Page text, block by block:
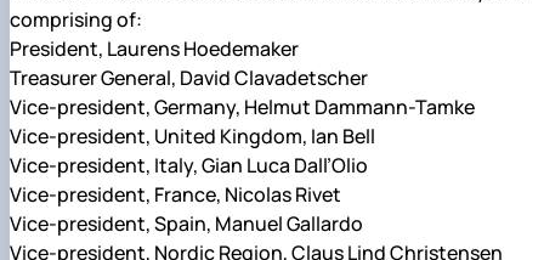
comprising of:
President, Laurens Hoedemaker
Treasurer General, David Clavadetscher
Vice-president, Germany, Helmut Dammann-Tamke
Vice-president, United Kingdom, Ian Bell
Vice-president, Italy, Gian Luca Dall’Olio
Vice-president, France, Nicolas Rivet
Vice-president, Spain, Manuel Gallardo
Vice-president, Nordic Region, Claus Lind Christensen